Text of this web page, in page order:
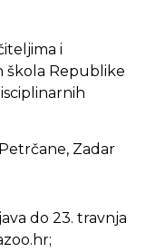
i
škola Republike
Zadar
do 23. travnja